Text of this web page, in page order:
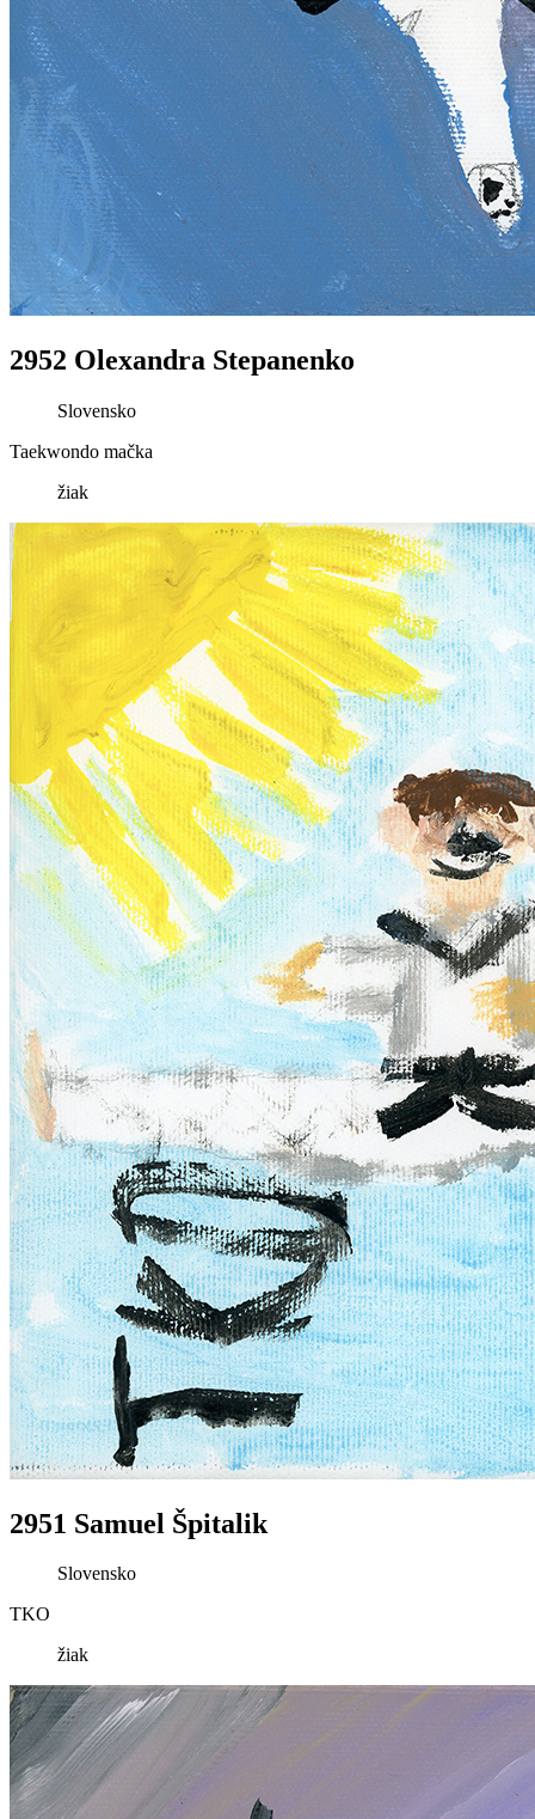
2952 Olexandra Stepanenko
Slovensko
Taekwondo mačka
žiak
2951 Samuel Špitalik
Slovensko
TKO
žiak